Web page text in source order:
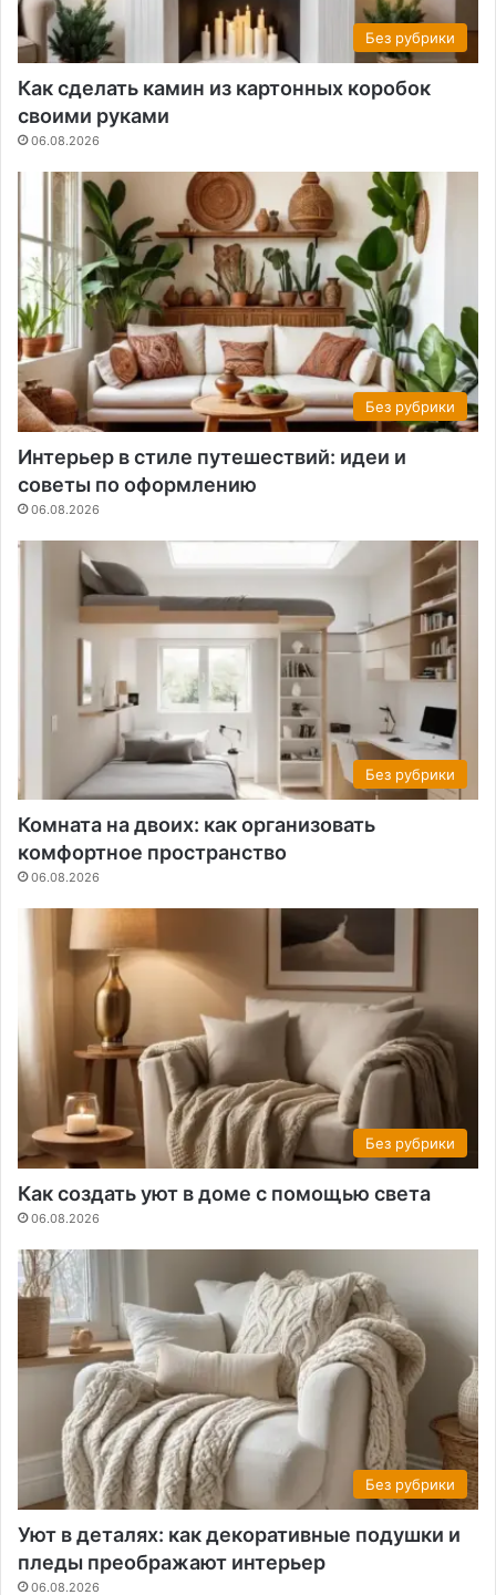
Без рубрики
Как сделать камин из картонных коробок
своими руками
06.08.2026
Без рубрики
Интерьер в стиле путешествий: идеи и
советы по оформлению
06.08.2026
Без рубрики
Комната на двоих: как организовать
комфортное пространство
06.08.2026
Без рубрики
Как создать уют в доме с помощью света
06.08.2026
Без рубрики
Уют в деталях: как декоративные подушки и
пледы преображают интерьер
06.08.2026